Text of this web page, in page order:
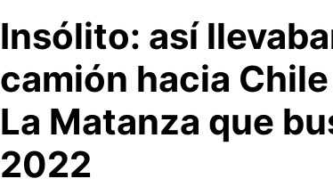
Insólito: así
camión hacia
La Matanza que
2022